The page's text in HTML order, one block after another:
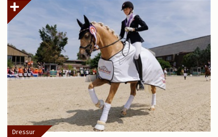
Dressur